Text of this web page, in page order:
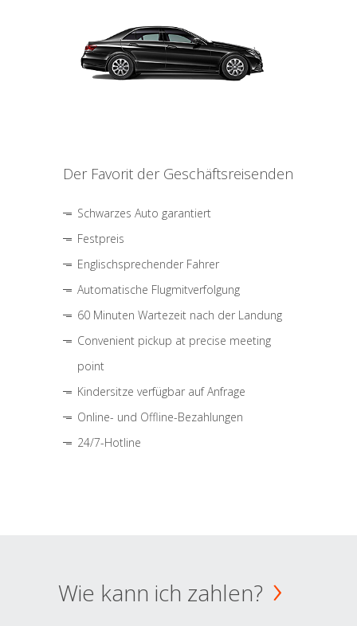
Der Favorit der Geschäftsreisenden
Schwarzes Auto garantiert
Festpreis
Englischsprechender Fahrer
Automatische Flugmitverfolgung
60 Minuten Wartezeit nach der Landung
Convenient pickup at precise meeting
point
Kindersitze verfügbar auf Anfrage
Online- und Offline-Bezahlungen
24/7-Hotline
Wie kann ich zahlen?